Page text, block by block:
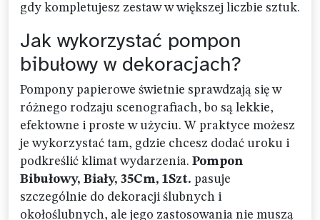
gdy kompletujesz zestaw w większej liczbie sztuk.
Jak wykorzystać pompon
bibułowy w dekoracjach?
Pompony papierowe świetnie sprawdzają się w
różnego rodzaju scenografiach, bo są lekkie,
efektowne i proste w użyciu. W praktyce możesz
je wykorzystać tam, gdzie chcesz dodać uroku i
podkreślić klimat wydarzenia. Pompon
Bibułowy, Biały, 35Cm, 1Szt. pasuje
szczególnie do dekoracji ślubnych i
okołoślubnych, ale jego zastosowania nie muszą